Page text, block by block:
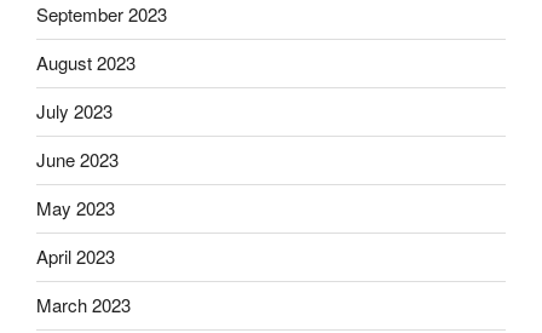
September 2023
August 2023
July 2023
June 2023
May 2023
April 2023
March 2023